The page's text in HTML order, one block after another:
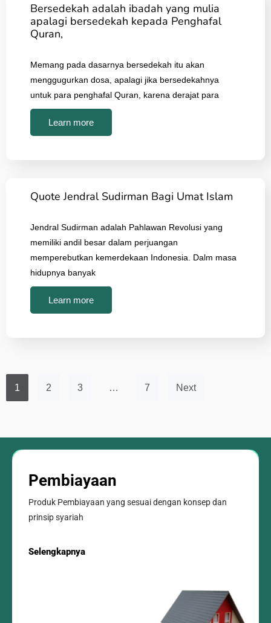
Bersedekah adalah ibadah yang mulia
apalagi bersedekah kepada Penghafal
Quran,
Memang pada dasarnya bersedekah itu akan
menggugurkan dosa, apalagi jika bersedekahnya
untuk para penghafal Quran, karena derajat para
Learn more
Quote Jendral Sudirman Bagi Umat Islam
Jendral Sudirman adalah Pahlawan Revolusi yang
memiliki andil besar dalam perjuangan
memperebutkan kemerdekaan Indonesia. Dalm masa
hidupnya banyak
Learn more
1 2 3 … 7 Next
Pembiayaan
Produk Pembiayaan yang sesuai dengan konsep dan
prinsip syariah
Selengkapnya